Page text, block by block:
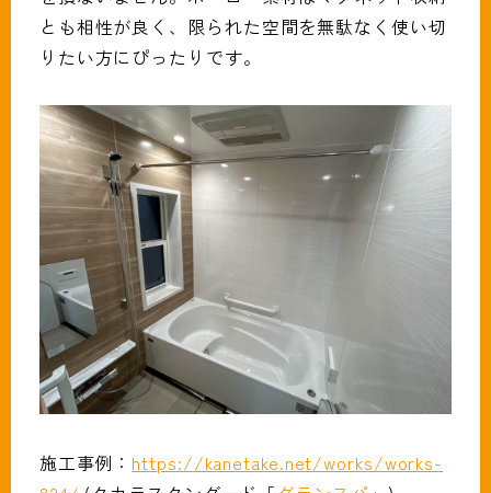
とも相性が良く、限られた空間を無駄なく使い切
りたい方にぴったりです。
施工事例： https://kanetake.net/works/works-